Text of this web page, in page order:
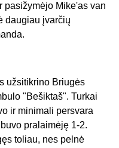
pasižymėjo Mike'as van
daugiau įvarčių
užsitikrino Briugės
"Bešiktaš". Turkai
ir minimali persvara
pralaimėję 1-2.
toliau, nes pelnė